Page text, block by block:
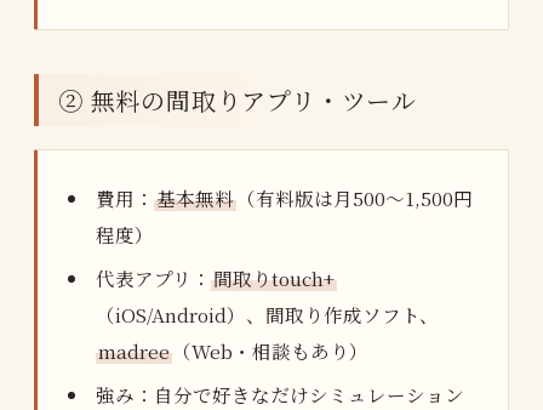
② 無料の間取りアプリ・ツール
費用： 基本無料 （有料版は月500〜1,500円
程度）
代表アプリ： 間取りtouch+
（iOS/Android）、間取り作成ソフト、
madree （Web・相談もあり）
強み：自分で好きなだけシミュレーション